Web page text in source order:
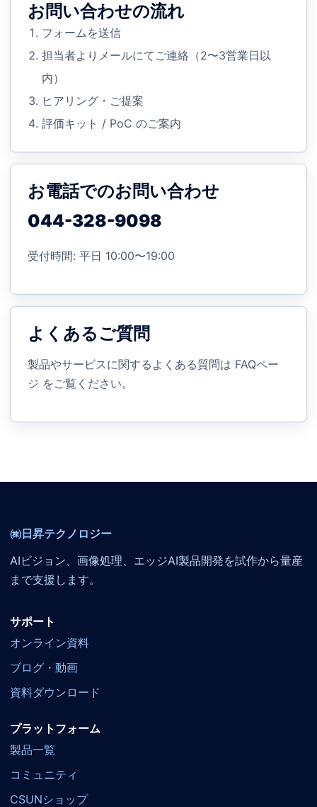
お問い合わせの流れ
フォームを送信
担当者よりメールにてご連絡（2〜3営業日以
内）
ヒアリング・ご提案
評価キット / PoC のご案内
お電話でのお問い合わせ
044-328-9098
受付時間: 平日 10:00〜19:00
よくあるご質問
製品やサービスに関するよくある質問は FAQペー
ジ をご覧ください。
㈱日昇テクノロジー
AIビジョン、画像処理、エッジAI製品開発を試作から量産
まで支援します。
サポート
オンライン資料
ブログ・動画
資料ダウンロード
プラットフォーム
製品一覧
コミュニティ
CSUNショップ